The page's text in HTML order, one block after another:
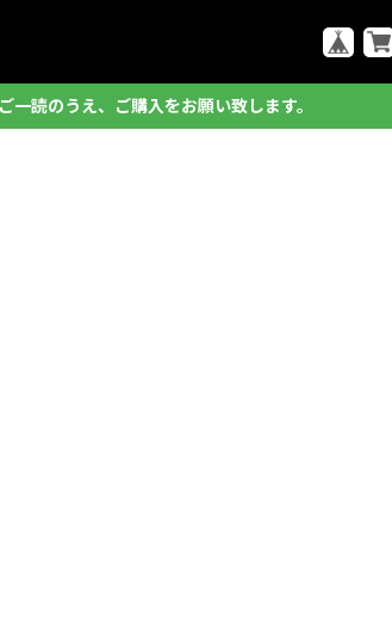
読のうえ、ご購入をお願い致します。